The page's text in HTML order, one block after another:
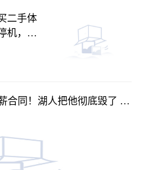
二手体
机，知
合同！湖人把他彻底毁了 环